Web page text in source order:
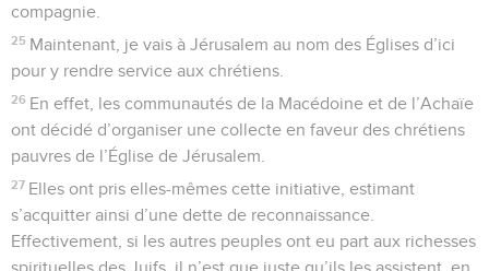
compagnie.
25 Maintenant, je vais à Jérusalem au nom des Églises d’ici
pour y rendre service aux chrétiens.
26 En effet, les communautés de la Macédoine et de l’Achaïe
ont décidé d’organiser une collecte en faveur des chrétiens
pauvres de l’Église de Jérusalem.
27 Elles ont pris elles-mêmes cette initiative, estimant
s’acquitter ainsi d’une dette de reconnaissance.
Effectivement, si les autres peuples ont eu part aux richesses
spirituelles des Juifs, il n’est que juste qu’ils les assistent, en